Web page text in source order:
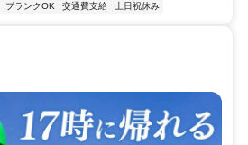
ブランクOK 交通費支給 土日祝休み